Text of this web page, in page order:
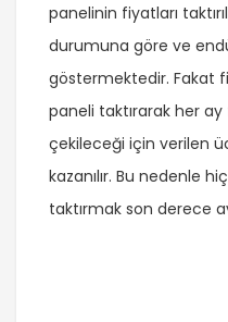
panelinin fiyatları
durumuna göre ve
göstermektedir. Fakat
paneli taktırarak her
çekileceği için verilen
kazanılır. Bu nedenle
taktırmak son derece